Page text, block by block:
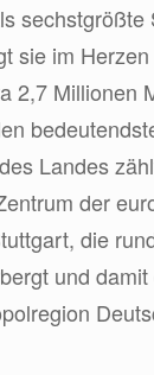
sechstgrößte
sie im
2,7 Millionen
Landes
der
die
und